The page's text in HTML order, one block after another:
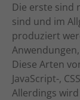
Die erste sind
sind und im
produziert
Diese Arten
JavaScript-,
Allerdings
Externe
Inhalte von
standardmäßig
werden, bedarf der
Einwilligung mehr.